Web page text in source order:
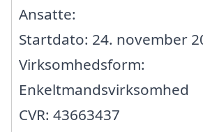
Ansatte:
Startdato: 24. november
Virksomhedsform:
Enkeltmandsvirksomhed
CVR: 43663437